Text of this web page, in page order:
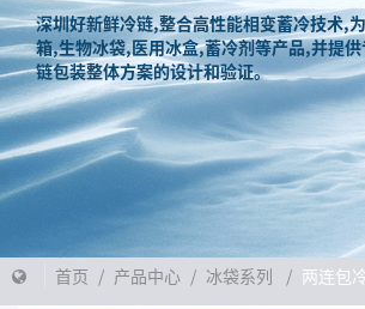
深圳好新鲜冷链,整合高性能相变蓄冷技术,
箱,生物冰袋,医用冰盒,蓄冷剂等产品,并提
链包装整体方案的设计和验证。
首页 / 产品中心 / 冰袋系列 / 两连包